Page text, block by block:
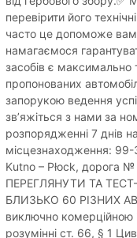
перевірити його
часто це допоможе
намагаємося
засобів є максимально
пропонованих
запорукою ведення
зв’яжіться з нами за
розпорядженні 7 днів
місцезнаходження:
Kutno – Płock, дорога
ПЕРЕГЛЯНУТИ ТА
БЛИЗЬКО 60 РІЗНИХ
виключно комерційною
розумінні ст. 66, § 1